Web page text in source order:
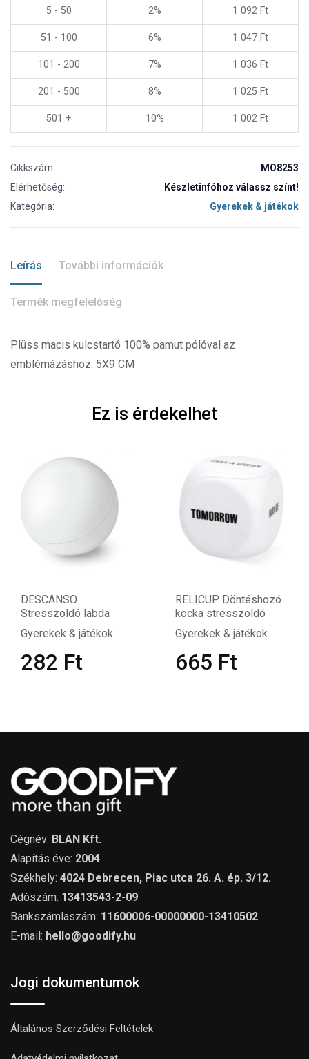
5 - 50 2% 1 092 Ft
51 - 100 6% 1 047 Ft
101 - 200 7% 1 036 Ft
201 - 500 8% 1 025 Ft
501 + 10% 1 002 Ft
Cikkszám:
MO8253
Elérhetőség:
Készletinfóhoz válassz színt!
Kategória:
Gyerekek & játékok
Leírás További információk
Termék megfelelőség
Plüss macis kulcstartó 100% pamut pólóval az
emblémázáshoz. 5X9 CM
Ez is érdekelhet
DESCANSO
Stresszoldó labda
Gyerekek & játékok
282 Ft
RELICUP Döntéshozó
kocka stresszoldó
Gyerekek & játékok
665 Ft
Cégnév: BLAN Kft.
Alapítás éve: 2004
Székhely: 4024 Debrecen, Piac utca 26. A. ép. 3/12.
Adószám: 13413543-2-09
Bankszámlaszám: 11600006-00000000-13410502
E-mail: hello@goodify.hu
Jogi dokumentumok
Általános Szerződési Feltételek